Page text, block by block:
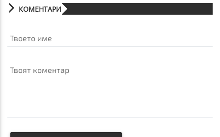
КОМЕНТАРИ
Твоето име
Твоят коментар